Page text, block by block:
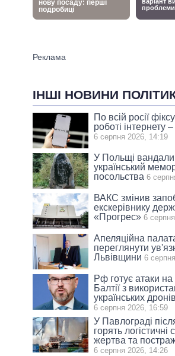
ІНШІ НОВИНИ
По всій росії
роботі інтернету –
6 серпня 2026, 14:19
У Польщі
український
посольства 6
ВАКС змінив
екскерівнику
«Прогрес» 6
Апеляційна
переглянути
Львівщини 6
Рф готує атаки на
Балтії з
українських
6 серпня 2026, 16:59
У Павлограді
горять логістичні
жертва та
6 серпня 2026, 14:26